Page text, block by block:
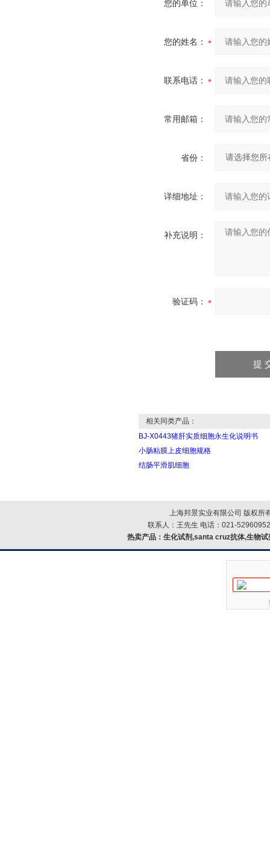
您的单位：
您的姓名：
联系电话：
常用邮箱：
省份：
详细地址：
补充说明：
验证码：
相关同类产品：
BJ-X0443猪肝实质细胞永生化说明书
小肠粘膜上皮细胞规格
结肠平滑肌细胞
上海邦景实业有限公司 版权所
联系人：王先生 电话：021-
热卖产品： 生化试剂,santa cruz抗体,生物